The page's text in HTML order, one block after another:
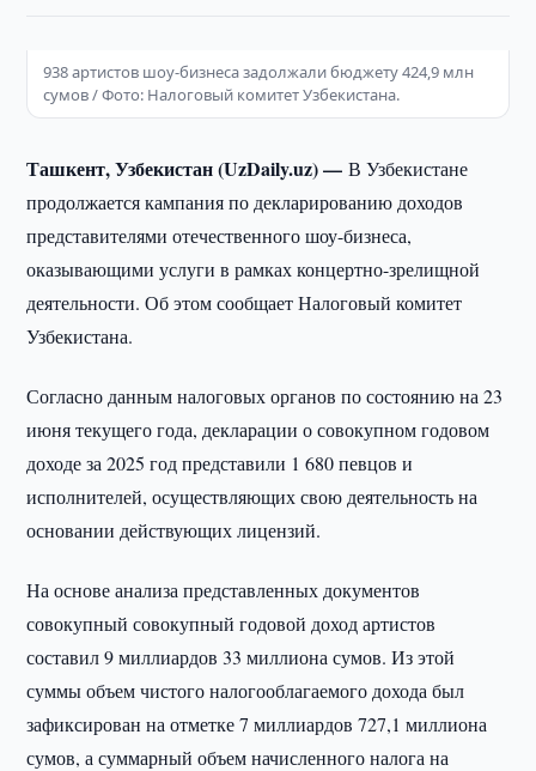
938 артистов шоу-бизнеса задолжали бюджету 424,9 млн
сумов / Фото: Налоговый комитет Узбекистана.
Ташкент, Узбекистан (UzDaily.uz) —В Узбекистане
продолжается кампания по декларированию доходов
представителями отечественного шоу-бизнеса,
оказывающими услуги в рамках концертно-зрелищной
деятельности. Об этом сообщает Налоговый комитет
Узбекистана.
Согласно данным налоговых органов по состоянию на 23
июня текущего года, декларации о совокупном годовом
доходе за 2025 год представили 1 680 певцов и
исполнителей, осуществляющих свою деятельность на
основании действующих лицензий.
На основе анализа представленных документов
совокупный совокупный годовой доход артистов
составил 9 миллиардов 33 миллиона сумов. Из этой
суммы объем чистого налогооблагаемого дохода был
зафиксирован на отметке 7 миллиардов 727,1 миллиона
сумов, а суммарный объем начисленного налога на